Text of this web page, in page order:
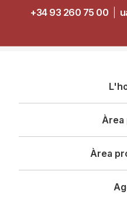
+34 93 260 75 00
principal
Àrea
Àrea